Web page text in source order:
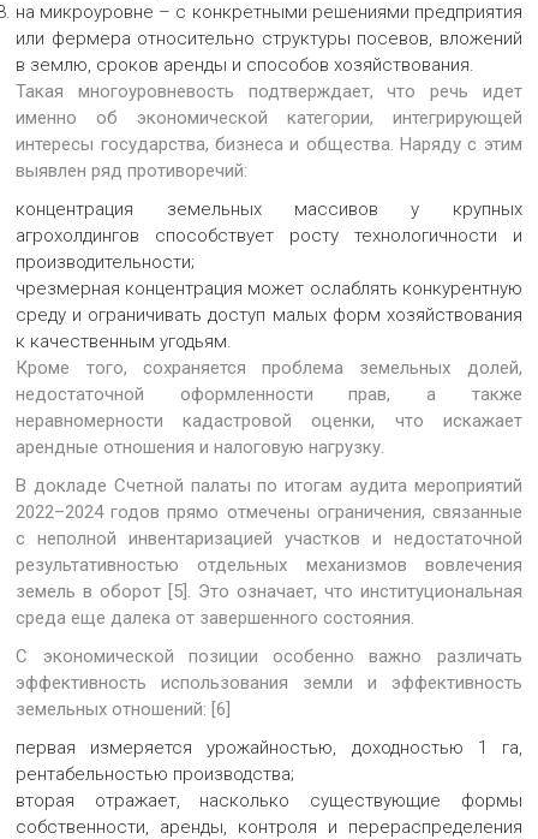
на микроуровне – с конкретными решениями предприятия
или фермера относительно структуры посевов, вложений
в землю, сроков аренды и способов хозяйствования.
Такая многоуровневость подтверждает, что речь идет
именно об экономической категории, интегрирующей
интересы государства, бизнеса и общества. Наряду с этим
выявлен ряд противоречий:
концентрация земельных массивов у крупных
агрохолдингов способствует росту технологичности и
производительности;
чрезмерная концентрация может ослаблять конкурентную
среду и ограничивать доступ малых форм хозяйствования
к качественным угодьям.
Кроме того, сохраняется проблема земельных долей,
недостаточной оформленности прав, а также
неравномерности кадастровой оценки, что искажает
арендные отношения и налоговую нагрузку.
В докладе Счетной палаты по итогам аудита мероприятий
2022–2024 годов прямо отмечены ограничения, связанные
с неполной инвентаризацией участков и недостаточной
результативностью отдельных механизмов вовлечения
земель в оборот [5]. Это означает, что институциональная
среда еще далека от завершенного состояния.
С экономической позиции особенно важно различать
эффективность использования земли и эффективность
земельных отношений: [6]
первая измеряется урожайностью, доходностью 1 га,
рентабельностью производства;
вторая отражает, насколько существующие формы
собственности, аренды, контроля и перераспределения